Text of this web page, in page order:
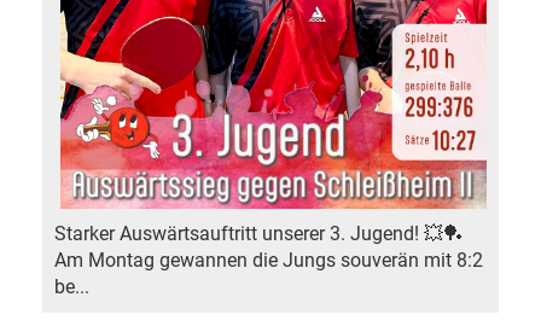
Starker Auswärtsauftritt unserer 3. Jugend! 💥🏓
Am Montag gewannen die Jungs souverän mit 8:2
be...